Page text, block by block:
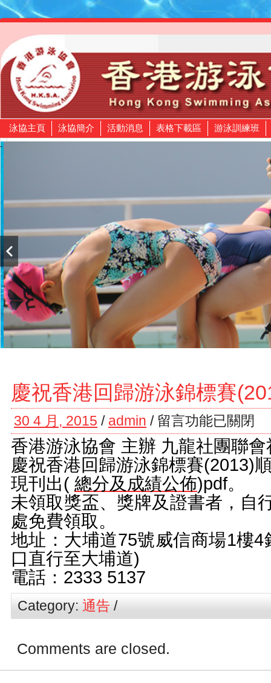
泳協主頁 泳協簡介 活動消息 表格下載區 游泳訓練班
慶祝香港回歸游泳錦標賽
30 4 月, 2015 / admin / 留言功能已關閉
香港游泳協會 主辦 九龍社團聯
慶祝香港回歸游泳錦標賽(2013)
現刊出( 總分及成績公佈)pdf。
未領取獎盃、獎牌及證書者，自
處免費領取。
地址：大埔道75號威信商場1樓
口直行至大埔道)
電話：2333 5137
Category: 通告 /
Comments are closed.